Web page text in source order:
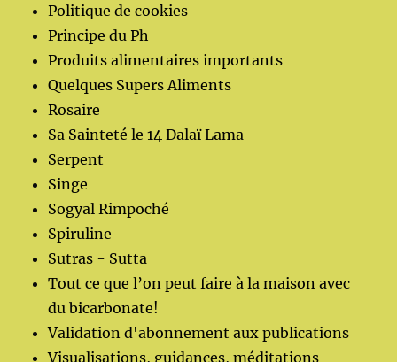
Politique de cookies
Principe du Ph
Produits alimentaires importants
Quelques Supers Aliments
Rosaire
Sa Sainteté le 14 Dalaï Lama
Serpent
Singe
Sogyal Rimpoché
Spiruline
Sutras - Sutta
Tout ce que l’on peut faire à la maison avec
du bicarbonate!
Validation d'abonnement aux publications
Visualisations, guidances, méditations